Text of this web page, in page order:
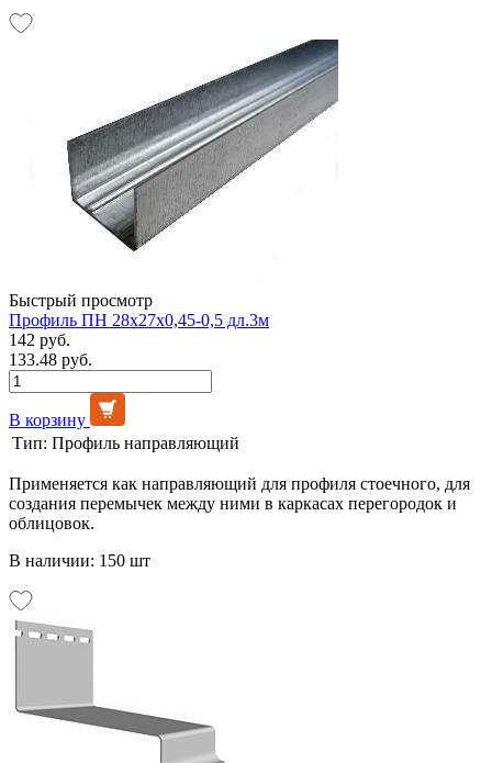
Быстрый просмотр
Профиль ПН 28х27х0,45-0,5 дл.3м
142 руб.
133.48 руб.
В корзину
Тип: Профиль направляющий
Применяется как направляющий для профиля стоечного, для
создания перемычек между ними в каркасах перегородок и
облицовок.
В наличии: 150 шт